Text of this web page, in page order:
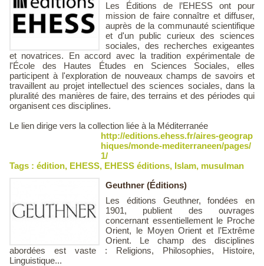
Les Éditions de l’EHESS ont pour
mission de faire connaître et diffuser,
auprès de la communauté scientifique
et d'un public curieux des sciences
sociales, des recherches exigeantes
et novatrices. En accord avec la tradition expérimentale de
l'École des Hautes Études en Sciences Sociales, elles
participent à l'exploration de nouveaux champs de savoirs et
travaillent au projet intellectuel des sciences sociales, dans la
pluralité des manières de faire, des terrains et des périodes qui
organisent ces disciplines.
Le lien dirige vers la collection liée à la Méditerranée
http://editions.ehess.fr/aires-geograp
hiques/monde-mediterraneen/pages/
1/
Tags : édition, EHESS, EHESS éditions, Islam, musulman
Geuthner (Éditions)
Les éditions Geuthner, fondées en
1901, publient des ouvrages
concernant essentiellement le Proche
Orient, le Moyen Orient et l’Extrême
Orient. Le champ des disciplines
abordées est vaste : Religions, Philosophies, Histoire,
Linguistique...